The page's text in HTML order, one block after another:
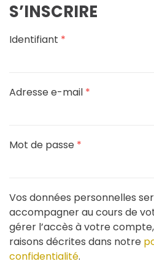
S’INSCRIRE
Identifiant *
Adresse e-mail *
Mot de passe *
Vos données personnelles
accompagner au cours de
gérer l’accès à votre
raisons décrites dans notre
confidentialité.